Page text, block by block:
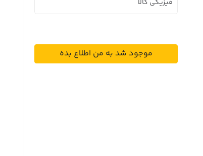
فیزیکی کالا
موجود شد به من اطلاع بده